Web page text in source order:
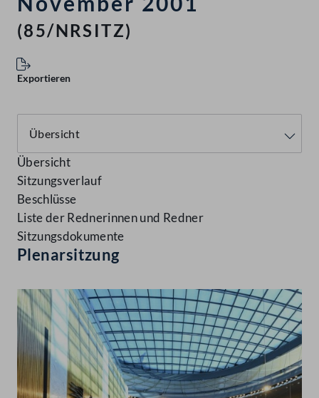
(85/NRSITZ)
Exportieren
Übersicht
Sitzungsverlauf
Beschlüsse
Liste der Rednerinnen und Redner
Sitzungsdokumente
Plenarsitzung